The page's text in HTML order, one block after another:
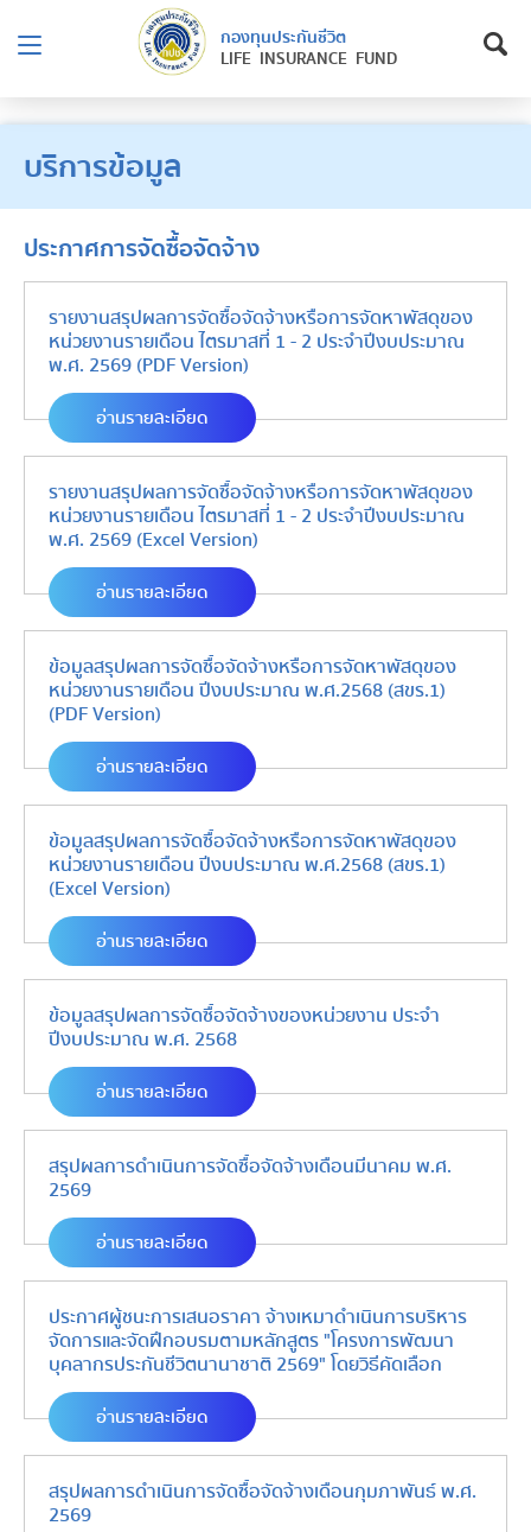
กองทุนประกันชีวิต
LIFE INSURANCE FUND
บริการข้อมูล
ประกาศการจัดซื้อจัดจ้าง
รายงานสรุปผลการจัดซื้อจัดจ้างหรือการจัดหาพัสดุของ
หน่วยงานรายเดือน ไตรมาสที่ 1 - 2 ประจำปีงบประมาณ
พ.ศ. 2569 (PDF Version)
อ่านรายละเอียด
รายงานสรุปผลการจัดซื้อจัดจ้างหรือการจัดหาพัสดุของ
หน่วยงานรายเดือน ไตรมาสที่ 1 - 2 ประจำปีงบประมาณ
พ.ศ. 2569 (Excel Version)
อ่านรายละเอียด
ข้อมูลสรุปผลการจัดซื้อจัดจ้างหรือการจัดหาพัสดุของ
หน่วยงานรายเดือน ปีงบประมาณ พ.ศ.2568 (สขร.1)
(PDF Version)
อ่านรายละเอียด
ข้อมูลสรุปผลการจัดซื้อจัดจ้างหรือการจัดหาพัสดุของ
หน่วยงานรายเดือน ปีงบประมาณ พ.ศ.2568 (สขร.1)
(Excel Version)
อ่านรายละเอียด
ข้อมูลสรุปผลการจัดซื้อจัดจ้างของหน่วยงาน ประจำ
ปีงบประมาณ พ.ศ. 2568
อ่านรายละเอียด
สรุปผลการดำเนินการจัดซื้อจัดจ้างเดือนมีนาคม พ.ศ.
2569
อ่านรายละเอียด
ประกาศผู้ชนะการเสนอราคา จ้างเหมาดำเนินการบริหาร
จัดการและจัดฝึกอบรมตามหลักสูตร "โครงการพัฒนา
บุคลากรประกันชีวิตนานาชาติ 2569" โดยวิธีคัดเลือก
อ่านรายละเอียด
สรุปผลการดำเนินการจัดซื้อจัดจ้างเดือนกุมภาพันธ์ พ.ศ.
2569